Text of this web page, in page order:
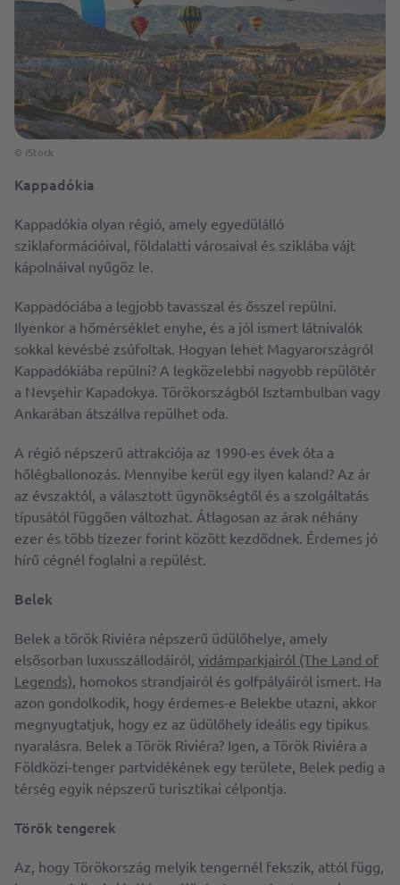
© iStock
Kappadókia
Kappadókia olyan régió, amely egyedülálló
sziklaformációival, földalatti városaival és sziklába vájt
kápolnáival nyűgöz le.
Kappadóciába a legjobb tavasszal és ősszel repülni.
Ilyenkor a hőmérséklet enyhe, és a jól ismert látnivalók
sokkal kevésbé zsúfoltak. Hogyan lehet Magyarországról
Kappadókiába repülni? A legközelebbi nagyobb repülőtér
a Nevşehir Kapadokya. Törökországból Isztambulban vagy
Ankarában átszállva repülhet oda.
A régió népszerű attrakciója az 1990-es évek óta a
hőlégballonozás. Mennyibe kerül egy ilyen kaland? Az ár
az évszaktól, a választott ügynökségtől és a szolgáltatás
típusától függően változhat. Átlagosan az árak néhány
ezer és több tízezer forint között kezdődnek. Érdemes jó
hírű cégnél foglalni a repülést.
Belek
Belek a török Riviéra népszerű üdülőhelye, amely
elsősorban luxusszállodáiról, vidámparkjairól (The Land of
Legends), homokos strandjairól és golfpályáiról ismert. Ha
azon gondolkodik, hogy érdemes-e Belekbe utazni, akkor
megnyugtatjuk, hogy ez az üdülőhely ideális egy tipikus
nyaralásra. Belek a Török Riviéra? Igen, a Török Riviéra a
Földközi-tenger partvidékének egy területe, Belek pedig a
térség egyik népszerű turisztikai célpontja.
Török tengerek
Az, hogy Törökország melyik tengernél fekszik, attól függ,